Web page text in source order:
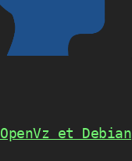
OpenVz et Debian